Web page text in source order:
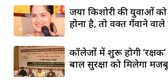
जया किशोरी की युवाओं
होना है, तो वक्त गँवाने वाले
कॉलेजों में शुरू होगी
बाल सुरक्षा को मिलेगा